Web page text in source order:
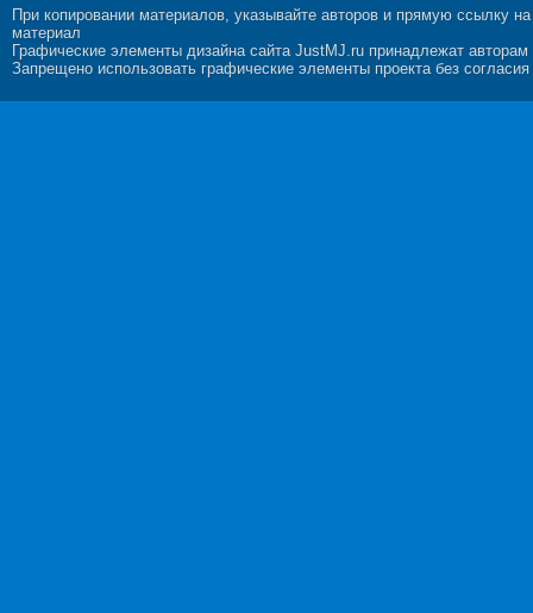
При копировании материалов, указывайте авторов и прямую ссылку на
материал
Графические элементы дизайна сайта JustMJ.ru принадлежат авторам
Запрещено использовать графические элементы проекта без согласия